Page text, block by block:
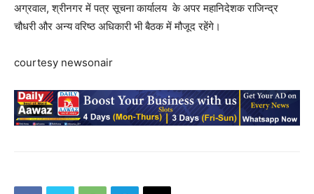
अग्रवाल, श्रीनगर में पत्र सूचना कार्यालय के अपर महानिदेशक राजिन्द्र
चौधरी और अन्य वरिष्ठ अधिकारी भी बैठक में मौजूद रहेंगे।
courtesy newsonair